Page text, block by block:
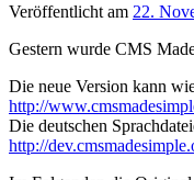
Veröffentlicht am 22.
Gestern wurde CMS
Die neue Version kann
http://
Die deutschen
http://